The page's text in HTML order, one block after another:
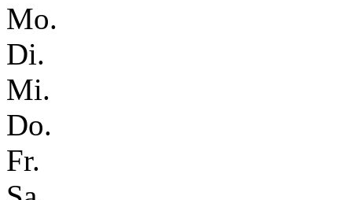
Mo.
Di.
Mi.
Do.
Fr.